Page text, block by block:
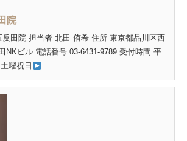
院
反田院 担当者 北田 侑希 住所 東京都品川区西
NKビル 電話番号 03-6431-9789 受付時間 平
曜祝日 ...